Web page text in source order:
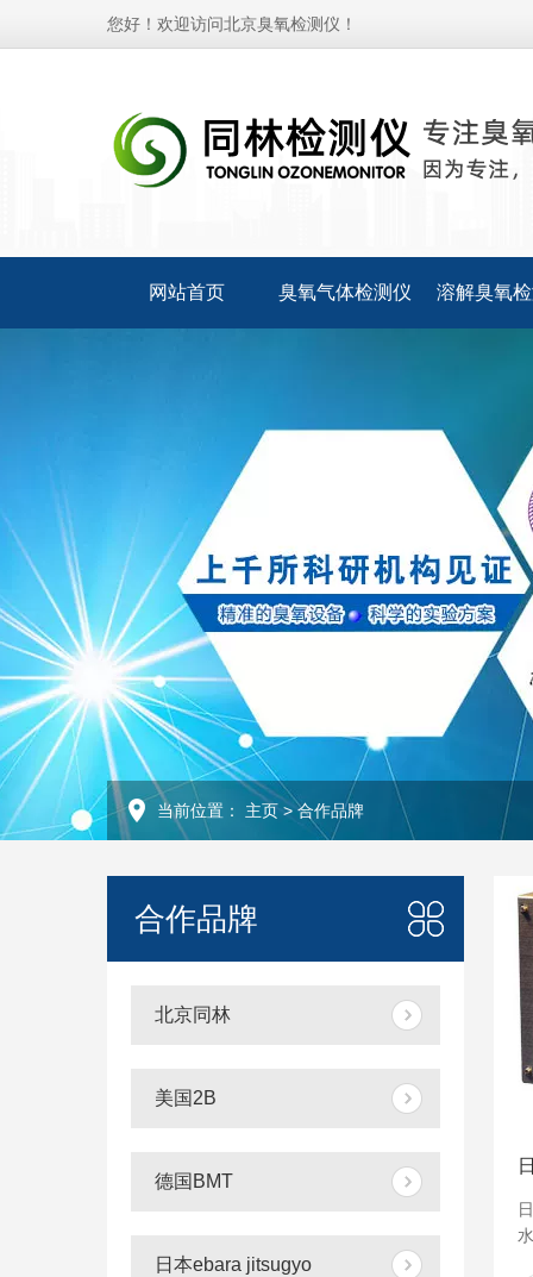
您好！欢迎访问北京臭氧检测仪！
网站首页 臭氧气体检测仪 溶解臭氧
当前位置： 主页 >合作品牌
合作品牌
北京同林
美国2B
德国BMT
日本ebara jitsugyo